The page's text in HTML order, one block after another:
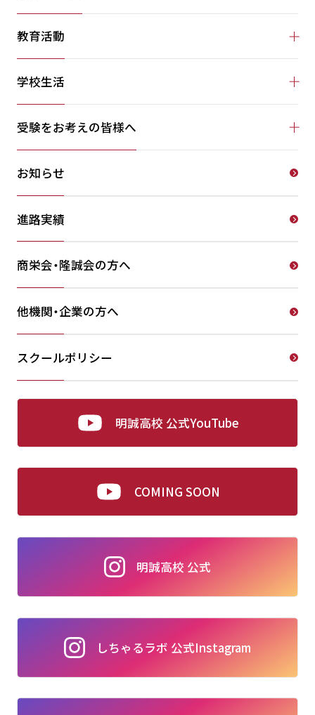
教育活動
学校生活
受験をお考えの皆様へ
お知らせ
進路実績
商栄会・隆誠会の方へ
他機関・企業の方へ
スクールポリシー
明誠高校 公式YouTube
COMING SOON
明誠高校 公式
しちゃるラボ 公式Instagram